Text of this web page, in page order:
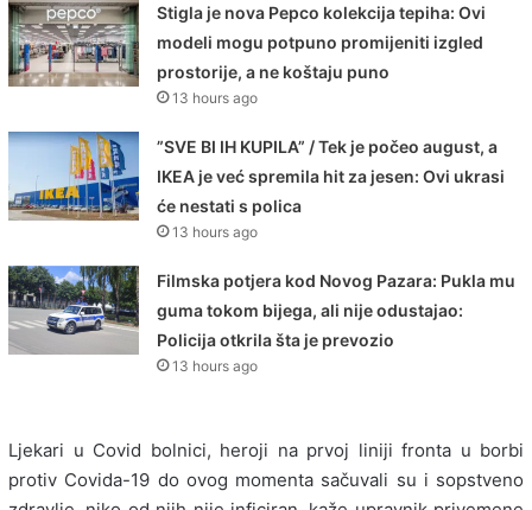
Stigla je nova Pepco kolekcija tepiha: Ovi
modeli mogu potpuno promijeniti izgled
prostorije, a ne koštaju puno
13 hours ago
”SVE BI IH KUPILA” / Tek je počeo august, a
IKEA je već spremila hit za jesen: Ovi ukrasi
će nestati s polica
13 hours ago
Filmska potjera kod Novog Pazara: Pukla mu
guma tokom bijega, ali nije odustajao:
Policija otkrila šta je prevozio
13 hours ago
Ljekari u Covid bolnici, heroji na prvoj liniji fronta u borbi
protiv Covida-19 do ovog momenta sačuvali su i sopstveno